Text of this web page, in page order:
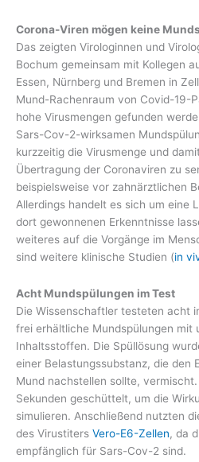
Corona-Viren mögen keine
Das zeigten Virologinnen und
Bochum gemeinsam mit Kollegen
Essen, Nürnberg und Bremen in
Mund-Rachenraum von Covid-19-
hohe Virusmengen gefunden
Sars-Cov-2-wirksamen
kurzzeitig die Virusmenge und
Übertragung der Coronaviren zu
beispielsweise vor zahnärztlichen
Allerdings handelt es sich um eine
dort gewonnenen Erkenntnisse
weiteres auf die Vorgänge im
sind weitere klinische Studien (in
Acht Mundspülungen im Test
Die Wissenschaftler testeten acht
frei erhältliche Mundspülungen mit
Inhaltsstoffen. Die Spüllösung
einer Belastungssubstanz, die den
Mund nachstellen sollte,
Sekunden geschüttelt, um die
simulieren. Anschließend nutzten
des Virustiters Vero-E6-Zellen, da
empfänglich für Sars-Cov-2 sind.